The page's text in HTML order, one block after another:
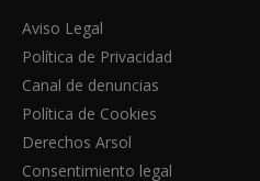
Aviso Legal
Política de Privacidad
Canal de denuncias
Política de Cookies
Derechos Arsol
Consentimiento legal